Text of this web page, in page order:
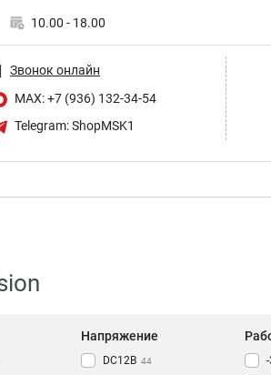
10.00 - 18.00
Звонок онлайн
MAX: +7 (936) 132-34-54
Telegram: ShopMSK1
Напряжение
DC12В 44